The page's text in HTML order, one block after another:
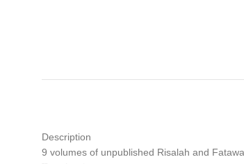
Description
9 volumes of unpublished Risalah and